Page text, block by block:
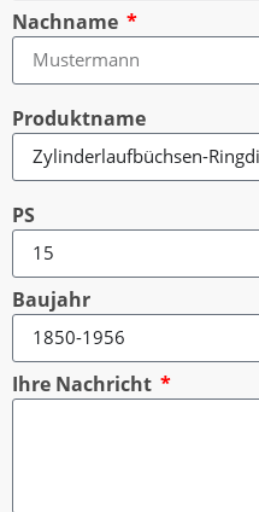
Nachname
Produktname
PS
Baujahr
Ihre Nachricht